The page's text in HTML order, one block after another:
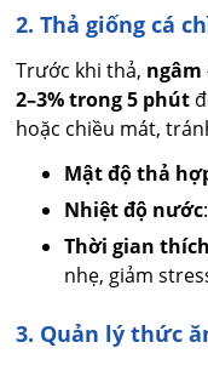
2. Thả giống cá
Trước khi thả, ngâm
2–3% trong 5 phút
hoặc chiều mát,
Mật độ thả
Nhiệt độ nước
Thời gian
nhẹ, giảm
3. Quản lý thức